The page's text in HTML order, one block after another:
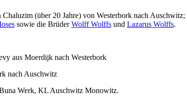
(über 20 Jahre) von Westerbork nach
sowie die BrüderWolff Wolffs und Lazarus Wolffs.
aus Moerdijk nach Westerbork
nach Auschwitz
Werk, KL Auschwitz Monowitz.